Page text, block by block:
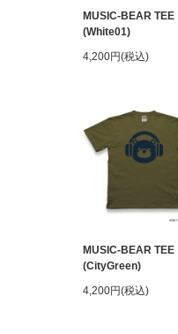
MUSIC-BEAR TEE
(White01)
4,200円(税込)
MUSIC-BEAR TEE
(CityGreen)
4,200円(税込)